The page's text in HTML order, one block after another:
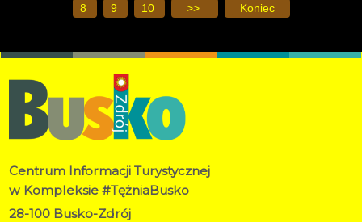
8
9 10 >> Koniec
Centrum Informacji Turystycznej
w Kompleksie #TężniaBusko
28-100 Busko-Zdrój